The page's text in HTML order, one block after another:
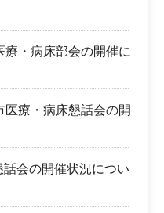
・病床部会の開催に
療・病床懇話会の開
会の開催状況につい